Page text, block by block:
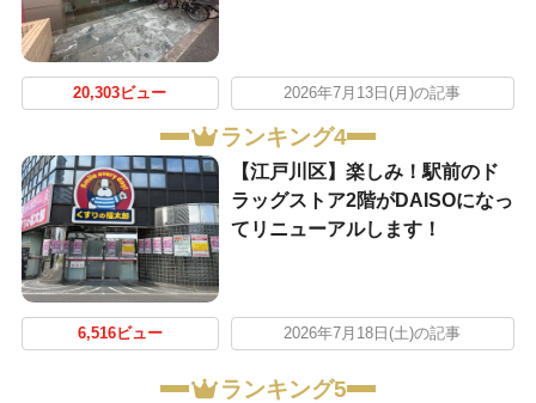
20,303ビュー 2026年7月13日(月)の記事
ランキング4
【江戸川区】楽しみ！駅前のド
ラッグストア2階がDAISOになっ
てリニューアルします！
6,516ビュー 2026年7月18日(土)の記事
ランキング5